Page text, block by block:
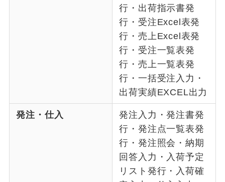
行・出荷指示書発
行・受注Excel表発
行・売上Excel表発
行・受注一覧表発
行・売上一覧表発
行・一括受注入力・
出荷実績EXCEL出力
発注・仕入
発注入力・発注書発
行・発注点一覧表発
行・発注照会・納期
回答入力・入荷予定
リスト発行・入荷確